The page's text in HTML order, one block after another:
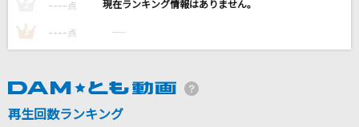
[生音]星座になれたら
---- 点 ----
3 ---- 点 ----
再生回数ランキング